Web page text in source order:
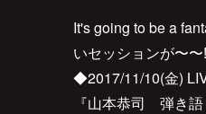
It's going to be a
いセッションが〜
◆2017/11/10(金)
『山本恭司 弾き